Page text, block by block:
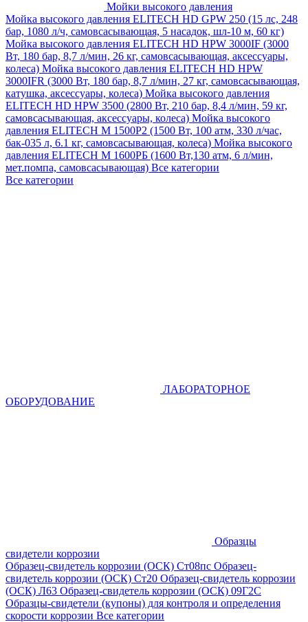
Мойки высокого давления
Мойка высокого давления ELITECH HD GPW 250 (15 лс, 248
бар, 1080 л/ч, самовсасывающая, 5 насадок, шл-10 м, 60 кг)
Мойка высокого давления ELITECH HD HPW 3000IF (3000
Вт, 180 бар, 8,7 л/мин, 26 кг, самовсасывающая, аксессуары,
колеса) Мойка высокого давления ELITECH HD HPW
3000IFR (3000 Вт, 180 бар, 8,7 л/мин, 27 кг, самовсасывающая,
катушка, аксессуары, колеса) Мойка высокого давления
ELITECH HD HPW 3500 (2800 Вт, 210 бар, 8,4 л/мин, 59 кг,
самовсасывающая, аксессуары, колеса) Мойка высокого
давления ELITECH M 1500P2 (1500 Вт, 100 атм, 330 л/час,
бак-035 л, 6.1 кг, самовсасывающая, колеса) Мойка высокого
давления ELITECH М 1600РБ (1600 Вт,130 атм, 6 л/мин,
мет.помпа, самовсасывающая) Все категории
Все категории
ЛАБОРАТОРНОЕ
ОБОРУДОВАНИЕ
Образцы
свидетели коррозии
Образец-свидетель коррозии (ОСК) Ст08пс Образец-
свидетель коррозии (ОСК) Ст20 Образец-свидетель коррозии
(ОСК) Л63 Образец-свидетель коррозии (ОСК) 09Г2С
Образцы-свидетели (купоны) для контроля и определения
скорости коррозии Все категории